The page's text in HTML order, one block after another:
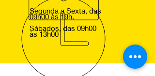
Segunda a Sexta, das
09h00 às 19h.
Sábados, das 09h00
às 13h00